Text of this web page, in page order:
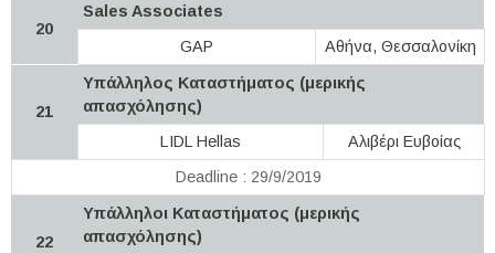
20
Sales Associates
GAP
Αθήνα, Θεσσαλονίκη
21
Υπάλληλος Καταστήματος (μερικής
απασχόλησης)
LIDL Hellas
Αλιβέρι Ευβοίας
Deadline : 29/9/2019
22
Υπάλληλοι Καταστήματος (μερικής
απασχόλησης)